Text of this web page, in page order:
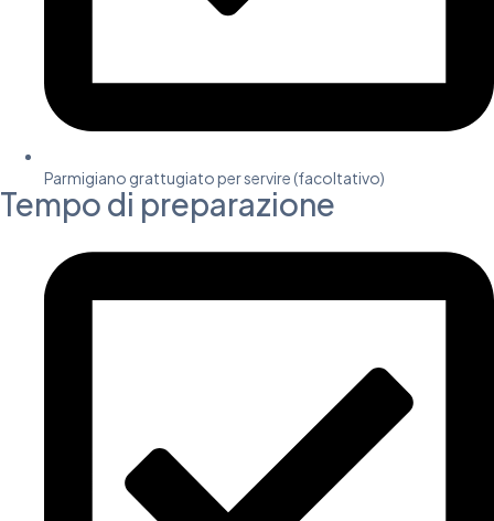
Parmigiano grattugiato per servire (facoltativo)
Tempo di preparazione